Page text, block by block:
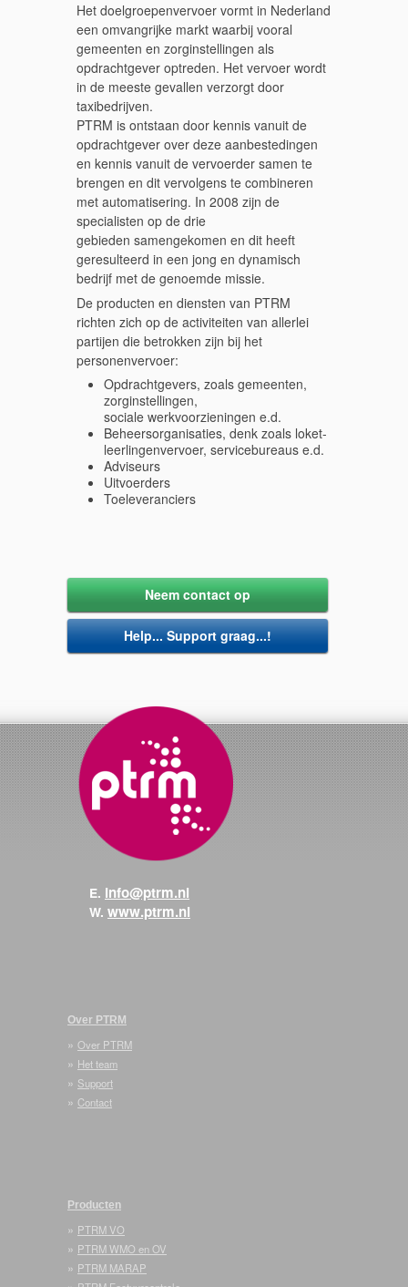
Het doelgroepenvervoer vormt in Nederland
een omvangrijke markt waarbij vooral
gemeenten en zorginstellingen als
opdrachtgever optreden. Het vervoer wordt
in de meeste gevallen verzorgt door
taxibedrijven.
PTRM is ontstaan door kennis vanuit de
opdrachtgever over deze aanbestedingen
en kennis vanuit de vervoerder samen te
brengen en dit vervolgens te combineren
met automatisering. In 2008 zijn de
specialisten op de drie
gebieden samengekomen en dit heeft
geresulteerd in een jong en dynamisch
bedrijf met de genoemde missie.
De producten en diensten van PTRM
richten zich op de activiteiten van allerlei
partijen die betrokken zijn bij het
personenvervoer:
Opdrachtgevers, zoals gemeenten,
zorginstellingen,
sociale werkvoorzieningen e.d.
Beheersorganisaties, denk zoals loket-
leerlingenvervoer, servicebureaus e.d.
Adviseurs
Uitvoerders
Toeleveranciers
Neem contact op
Help... Support graag...!
E. info@ptrm.nl
W. www.ptrm.nl
Over PTRM
» Over PTRM
» Het team
» Support
» Contact
Producten
» PTRM VO
» PTRM WMO en OV
» PTRM MARAP